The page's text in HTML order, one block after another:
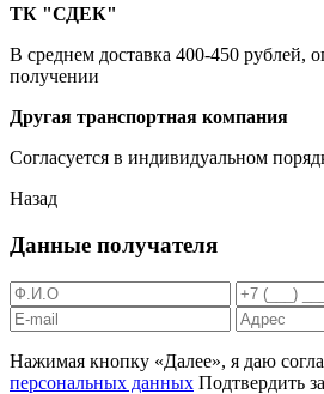
ТК "СДЕК"
В среднем доставка 400-450 рублей,
получении
Другая транспортная компания
Согласуется в индивидуальном
Назад
Данные получателя
Нажимая кнопку «Далее», я даю
персональных данных Подтвердить